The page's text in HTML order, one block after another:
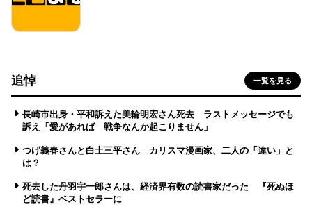
追悼 一覧を見る
長崎市出身・平和訴えた美輪明宏さん死去 ラストメッセージでも
訴え「愛があれば 戦争なんか起こりません」
つげ義春さんと白土三平さん カリスマ漫画家、二人の「違い」と
は？
死去した丹羽宇一郎さんは、経済界有数の読書家だった 『死ぬほ
ど読書』ベストセラーに